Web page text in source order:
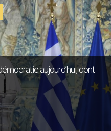
aujourd’hui, dont